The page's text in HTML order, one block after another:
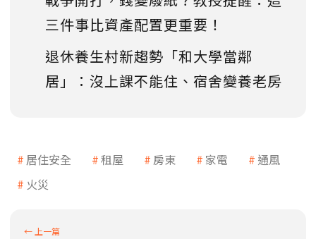
三件事比資產配置更重要！
退休養生村新趨勢「和大學當鄰
居」：沒上課不能住、宿舍變養老房
居住安全 租屋 房東 家電
通風
火災